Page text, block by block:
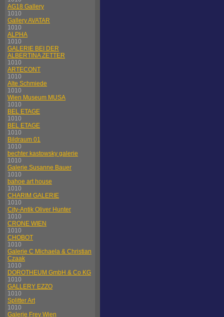
AG18 Gallery
1010
Gallery AVATAR
1010
ALPHA
1010
GALERIE BEI DER
ALBERTINA ZETTER
1010
ARTECONT
1010
Alte Schmiede
1010
Wien Museum MUSA
1010
BEL ETAGE
1010
BEL ETAGE
1010
Bildraum 01
1010
bechter kastowsky galerie
1010
Galerie Susanne Bauer
1010
bahoe art house
1010
CHARIM GALERIE
1010
City-Antik Oliver Hunter
1010
CRONE WIEN
1010
CHOBOT
1010
Galerie C Michaela & Christian
Czaak
1010
DOROTHEUM GmbH & Co KG
1010
GALLERY EZZO
1010
Splitter Art
1010
Galerie Frey Wien